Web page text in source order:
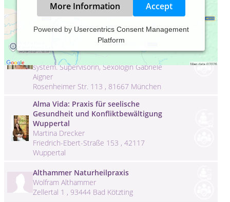
More Information Accept
Powered by Usercentrics Consent Management
Platform
Aigner Paar- und Sexualtherapie -
für Psychotherapie, Sexualberatung,
system. Supervisorin, Sexologin Gabriele
Aigner
Rosenheimer Str. 113 , 81667 München
Alma Vida: Praxis für seelische
Gesundheit und Konfliktbewältigung
Wuppertal
Martina Drecker
Friedrich-Ebert-Straße 153 , 42117
Wuppertal
Althammer Naturheilpraxis
Wolfram Althammer
Zellertal 1 , 93444 Bad Kötzting